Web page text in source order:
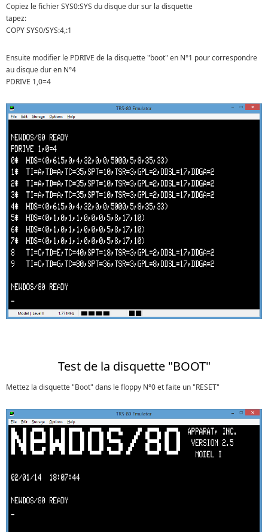
Copiez le fichier SYS0:SYS du disque dur sur la disquette
tapez:
COPY SYS0/SYS:4,:1
Ensuite modifier le PDRIVE de la disquette "boot" en N°1 pour correspondre
au disque dur en N°4
PDRIVE 1,0=4
Test de la disquette "BOOT"
Mettez la disquette "Boot" dans le floppy N°0 et faite un "RESET"